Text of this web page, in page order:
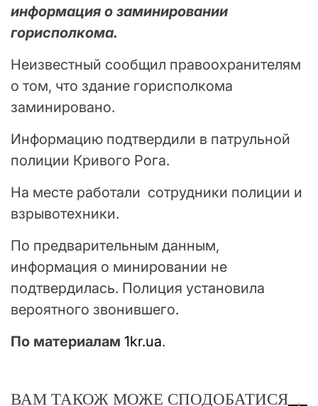
информация о заминировании
горисполкома.
Неизвестный сообщил правоохранителям
о том, что здание горисполкома
заминировано.
Информацию подтвердили в патрульной
полиции Кривого Рога.
На месте работали сотрудники полиции и
взрывотехники.
По предварительным данным,
информация о минировании не
подтвердилась. Полиция установила
вероятного звонившего.
По материалам 1kr.ua.
ВАМ ТАКОЖ МОЖЕ СПОДОБАТИСЯ